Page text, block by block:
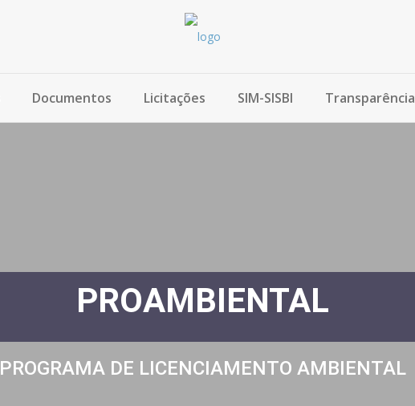
Documentos Licitações SIM-SISBI Transparência
PROAMBIENTAL
PROGRAMA DE LICENCIAMENTO AMBIENTAL